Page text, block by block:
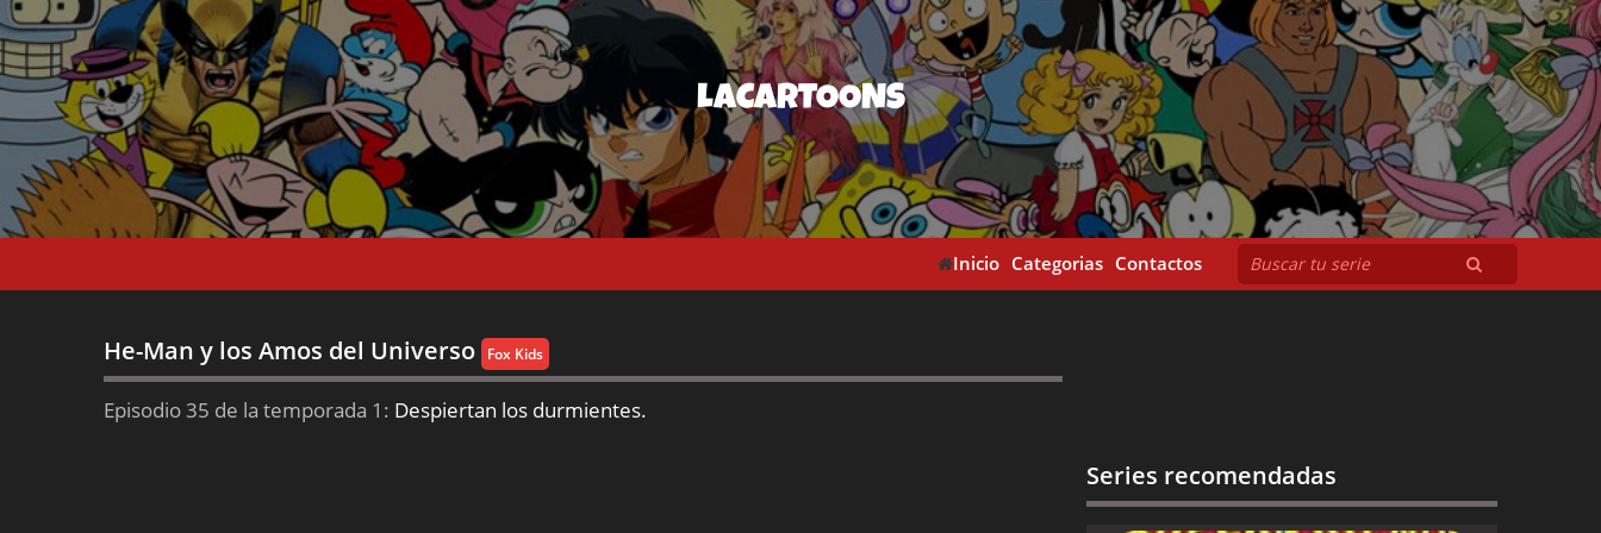
LACARTOONS
Inicio Categorias Contactos
He-Man y los Amos del Universo Fox Kids
Episodio 35 de la temporada 1: Despiertan los durmientes.
Series recomendadas